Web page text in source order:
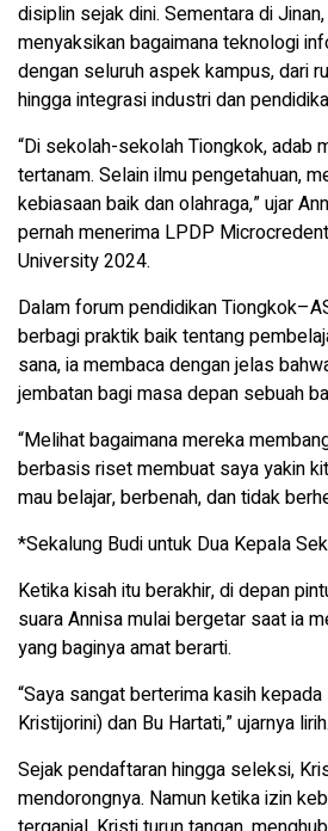
disiplin sejak dini. Sementara di
menyaksikan bagaimana teknologi
dengan seluruh aspek kampus, dari
hingga integrasi industri dan
“Di sekolah-sekolah Tiongkok, adab
tertanam. Selain ilmu pengetahuan,
kebiasaan baik dan olahraga,” ujar
pernah menerima LPDP
University 2024.
Dalam forum pendidikan
berbagi praktik baik tentang
sana, ia membaca dengan jelas
jembatan bagi masa depan sebuah
“Melihat bagaimana mereka
berbasis riset membuat saya yakin
mau belajar, berbenah, dan tidak
*Sekalung Budi untuk Dua Kepala
Ketika kisah itu berakhir, di depan
suara Annisa mulai bergetar saat ia
yang baginya amat berarti.
“Saya sangat berterima kasih
Kristijorini) dan Bu Hartati,” ujarnya lirih.
Sejak pendaftaran hingga seleksi,
mendorongnya. Namun ketika izin